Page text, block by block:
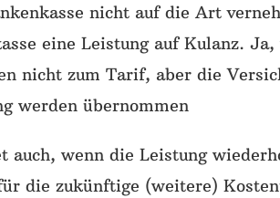
nicht auf die Art
eine Leistung auf Kulanz. Ja,
nicht zum Tarif, aber die
werden übernommen
auch, wenn die Leistung
die zukünftige (weitere)